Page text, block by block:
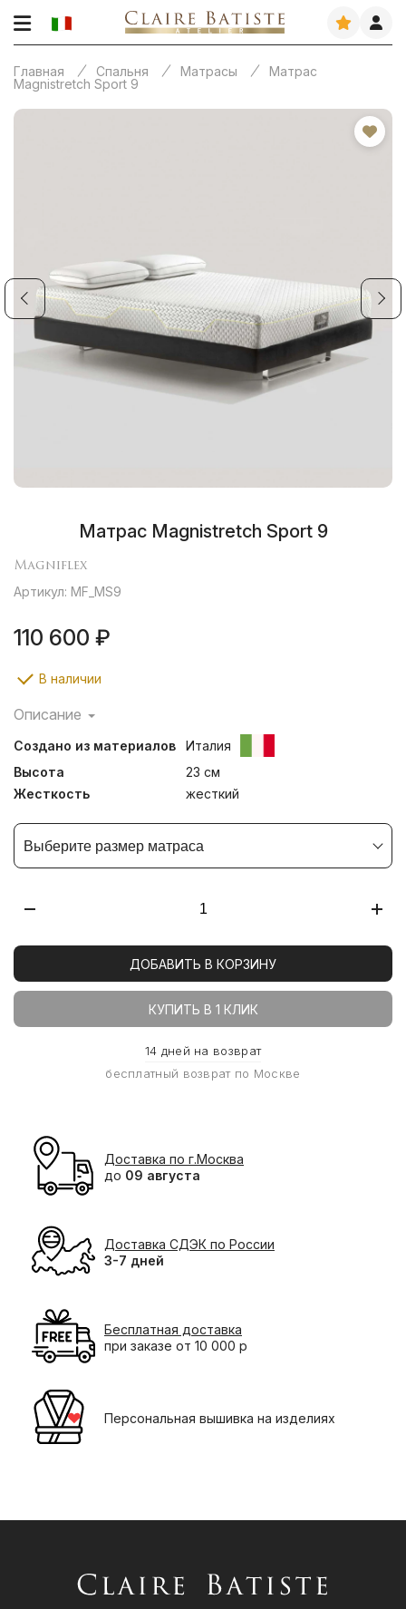
Главная Спальня Матрасы
Матрас
Magnistretch Sport 9
Матрас Magnistretch Sport 9
Magniflex
Артикул: MF_MS9
110 600 ₽
В наличии
Описание
Технологичный и инновационный матрас, который
гарантирует выдающийся отдых для вашего
позвоночника, благодаря растяжению и декомпрессии
во время сна. Матрас, который является удобным,
дышащим, антистатическим и который регулирует
поддержку спины.
Создано из материалов
Италия
Высота
23 см
Жесткость
жесткий
Выберите размер матраса
ДОБАВИТЬ В КОРЗИНУ
КУПИТЬ В 1 КЛИК
14 дней на возврат
бесплатный возврат по Москве
Доставка по г.Москва
до 09 августа
Доставка СДЭК по России
3-7 дней
Бесплатная доставка
при заказе от 10 000 р
Персональная вышивка на изделиях